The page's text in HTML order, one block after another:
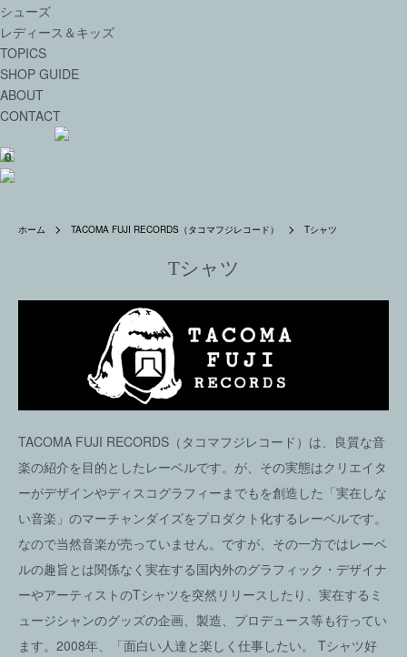
シューズ
レディース＆キッズ
TOPICS
SHOP GUIDE
ABOUT
CONTACT
0
ホーム TACOMA FUJI RECORDS（タコマフジレコード） Tシャツ
Tシャツ
TACOMA FUJI RECORDS（タコマフジレコード）は、良質な音
楽の紹介を目的としたレーベルです。が、その実態はクリエイタ
ーがデザインやディスコグラフィーまでもを創造した「実在しな
い音楽」のマーチャンダイズをプロダクト化するレーベルです。
なので当然音楽が売っていません。ですが、その一方ではレーベ
ルの趣旨とは関係なく実在する国内外のグラフィック・デザイナ
ーやアーティストのTシャツを突然リリースしたり、実在するミ
ュージシャンのグッズの企画、製造、プロデュース等も行ってい
ます。2008年、「面白い人達と楽しく仕事したい。 Tシャツ好